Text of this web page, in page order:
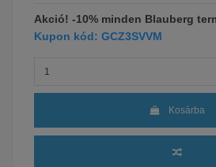
Akció! -10% minden Blauberg
Kupon kód: GCZ3SVVM
Kosárba